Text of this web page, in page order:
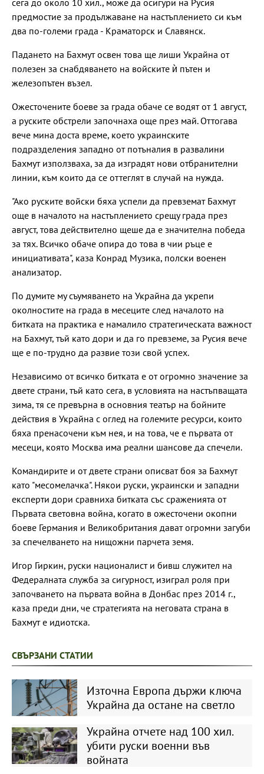
предмостие за продължаване на настъплението си към
два по-големи града - Краматорск и Славянск.
Падането на Бахмут освен това ще лиши Украйна от
полезен за снабдяването на войските ѝ пътен и
железопътен възел.
Ожесточените боеве за града обаче се водят от 1 август,
а руските обстрели започнаха още през май. Оттогава
вече мина доста време, което украинските
подразделения западно от потъналия в развалини
Бахмут използваха, за да изградят нови отбранителни
линии, към които да се оттеглят в случай на нужда.
"Ако руските войски бяха успели да превземат Бахмут
още в началото на настъплението срещу града през
август, това действително щеше да е значителна победа
за тях. Всичко обаче опира до това в чии ръце е
инициативата", каза Конрад Музика, полски военен
анализатор.
По думите му съумяването на Украйна да укрепи
околностите на града в месеците след началото на
битката на практика е намалило стратегическата важност
на Бахмут, тъй като дори и да го превземе, за Русия вече
ще е по-трудно да развие този свой успех.
Независимо от всичко битката е от огромно значение за
двете страни, тъй като сега, в условията на настъпващата
зима, тя се превърна в основния театър на бойните
действия в Украйна с оглед на големите ресурси, които
бяха пренасочени към нея, и на това, че е първата от
месеци, която Москва има реални шансове да спечели.
Командирите и от двете страни описват боя за Бахмут
като "месомелачка". Някои руски, украински и западни
експерти дори сравниха битката със сраженията от
Първата световна война, когато в ожесточени окопни
боеве Германия и Великобритания дават огромни загуби
за спечелването на нищожни парчета земя.
Игор Гиркин, руски националист и бивш служител на
Федералната служба за сигурност, изиграл роля при
започването на първата война в Донбас през 2014 г.,
каза преди дни, че стратегията на неговата страна в
Бахмут е идиотска.
СВЪРЗАНИ СТАТИИ
Източна Европа държи ключа
Украйна да остане на светло
Украйна отчете над 100 хил.
убити руски военни във
войната